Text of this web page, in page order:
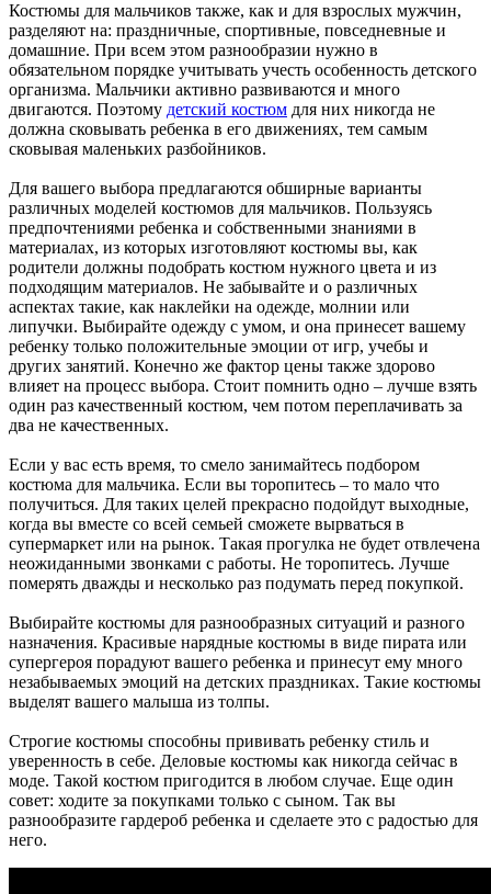
Костюмы для мальчиков также, как и для взрослых мужчин,
разделяют на: праздничные, спортивные, повседневные и
домашние. При всем этом разнообразии нужно в
обязательном порядке учитывать учесть особенность детского
организма. Мальчики активно развиваются и много
двигаются. Поэтому детский костюм для них никогда не
должна сковывать ребенка в его движениях, тем самым
сковывая маленьких разбойников.
Для вашего выбора предлагаются обширные варианты
различных моделей костюмов для мальчиков. Пользуясь
предпочтениями ребенка и собственными знаниями в
материалах, из которых изготовляют костюмы вы, как
родители должны подобрать костюм нужного цвета и из
подходящим материалов. Не забывайте и о различных
аспектах такие, как наклейки на одежде, молнии или
липучки. Выбирайте одежду с умом, и она принесет вашему
ребенку только положительные эмоции от игр, учебы и
других занятий. Конечно же фактор цены также здорово
влияет на процесс выбора. Стоит помнить одно – лучше взять
один раз качественный костюм, чем потом переплачивать за
два не качественных.
Если у вас есть время, то смело занимайтесь подбором
костюма для мальчика. Если вы торопитесь – то мало что
получиться. Для таких целей прекрасно подойдут выходные,
когда вы вместе со всей семьей сможете вырваться в
супермаркет или на рынок. Такая прогулка не будет отвлечена
неожиданными звонками с работы. Не торопитесь. Лучше
померять дважды и несколько раз подумать перед покупкой.
Выбирайте костюмы для разнообразных ситуаций и разного
назначения. Красивые нарядные костюмы в виде пирата или
супергероя порадуют вашего ребенка и принесут ему много
незабываемых эмоций на детских праздниках. Такие костюмы
выделят вашего малыша из толпы.
Строгие костюмы способны прививать ребенку стиль и
уверенность в себе. Деловые костюмы как никогда сейчас в
моде. Такой костюм пригодится в любом случае. Еще один
совет: ходите за покупками только с сыном. Так вы
разнообразите гардероб ребенка и сделаете это с радостью для
него.